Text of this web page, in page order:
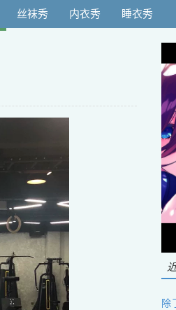
丝袜秀 内衣秀 睡衣秀
除